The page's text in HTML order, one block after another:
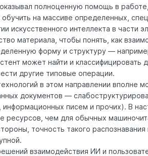
полноценную помощь в
на массиве определенных,
искусственного интеллекта в части
материала, чтобы понять, как
форму и структуру —
может найти и классифицировать
другие типовые операции.
в этом направлении вполне
документов —
информационных писем и прочих). В
ресурсов, чем для обычных
точность такого
взаимодействия ИИ и